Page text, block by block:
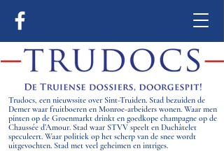
Trudocs, een nieuwssite over Sint-Truiden. Stad bezuiden de
Demer waar fruitboeren en Monroe-arbeiders wonen. Waar men
pinten op de Groenmarkt drinkt en goedkope champagne op de
Chaussée d’Amour. Stad waar STVV speelt en Duchâtelet
speculeert. Waar politiek op het scherp van de snee wordt
uitgevochten. Stad met veel geheimen en intriges.